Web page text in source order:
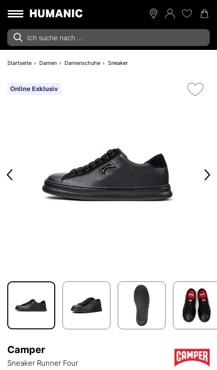
Startseite Damen Damenschuhe Sneaker
Online Exklusiv
Camper
Sneaker Runner Four